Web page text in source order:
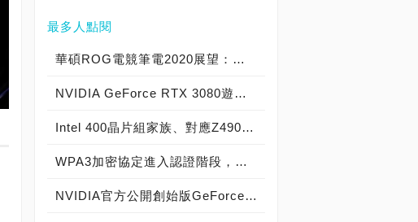
最多人點閱
華碩ROG電競筆電2020展望：雙螢幕Zephyrus Duo 15、主打女性市場與eSports之Zephyrus M和ROG STRIX G15相繼報到
NVIDIA GeForce RTX 3080遊戲測試效能揭露，據稱約比RTX 2080 Ti快30%!
Intel 400晶片組家族、對應Z490主機板型號全都露，搭配10代Comet Lake-S處理器必備
WPA3加密協定進入認證階段，最快2019年就會有實體產品推出
NVIDIA官方公開創始版GeForce RTX 3080開箱，精緻質感包裝顯卡橫向放置